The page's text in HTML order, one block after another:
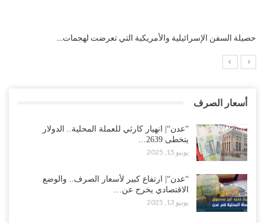
التضخم السنوي لمنطقة اليورو.. “إنفوجرافيك“..!
أسعار الصرف
“عدن“| انهيار كارثي للعملة المحلية.. الدولار
يتخطى 2639…
يونيو 15, 2025
“عدن“| ارتفاع كبير لأسعار الصرف.. والوضع
الاقتصادي يخرج عن…
يونيو 13, 2025